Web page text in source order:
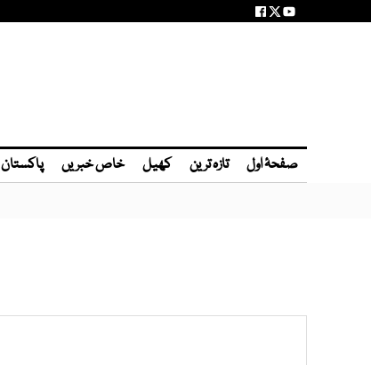
صفحۂ اول تازہ ترین کھیل خاص خبریں پاکستان